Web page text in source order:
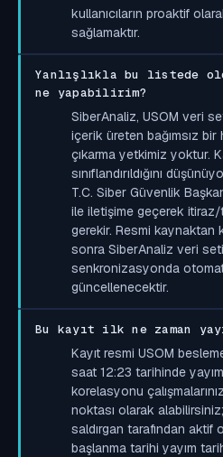
kullanıcıların proaktif
sağlamaktır.
Yanlışlıkla bu listede
ne yapabilirim?
SiberAnaliz, USOM veri
içerik üreten bağımsız
çıkarma yetkimiz yoktur.
sınıflandırıldığını
T.C. Siber Güvenlik
ile iletişime geçerek
gerekir. Resmi kaynaktan
sonra SiberAnaliz veri
senkronizasyonda
güncellenecektir.
Bu kayıt ilk ne zaman
Kayıt resmi USOM
saat 12:23 tarihinde
korelasyonu
noktası olarak
saldırgan tarafından aktif
başlanma tarihi yayım